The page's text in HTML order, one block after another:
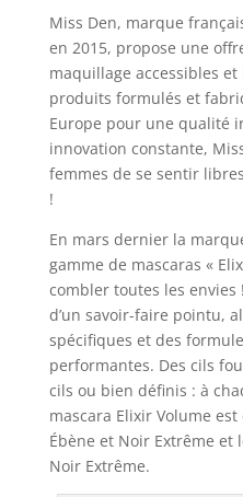
Miss Den, marque
en 2015, propose une
maquillage accessibles
produits formulés et
Europe pour une qualité
innovation constante,
femmes de se sentir
!
En mars dernier la
gamme de mascaras «
combler toutes les
d’un savoir-faire pointu,
spécifiques et des
performantes. Des cils
cils ou bien définis : à
mascara Elixir Volume
Ébène et Noir Extrême et
Noir Extrême.